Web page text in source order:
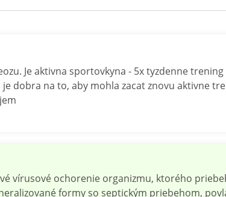
Je aktivna sportovkyna - 5x tyzdenne
dobra na to, aby mohla zacat znovu aktivne
vírusové ochorenie organizmu, ktorého
formy so septickým priebehom,